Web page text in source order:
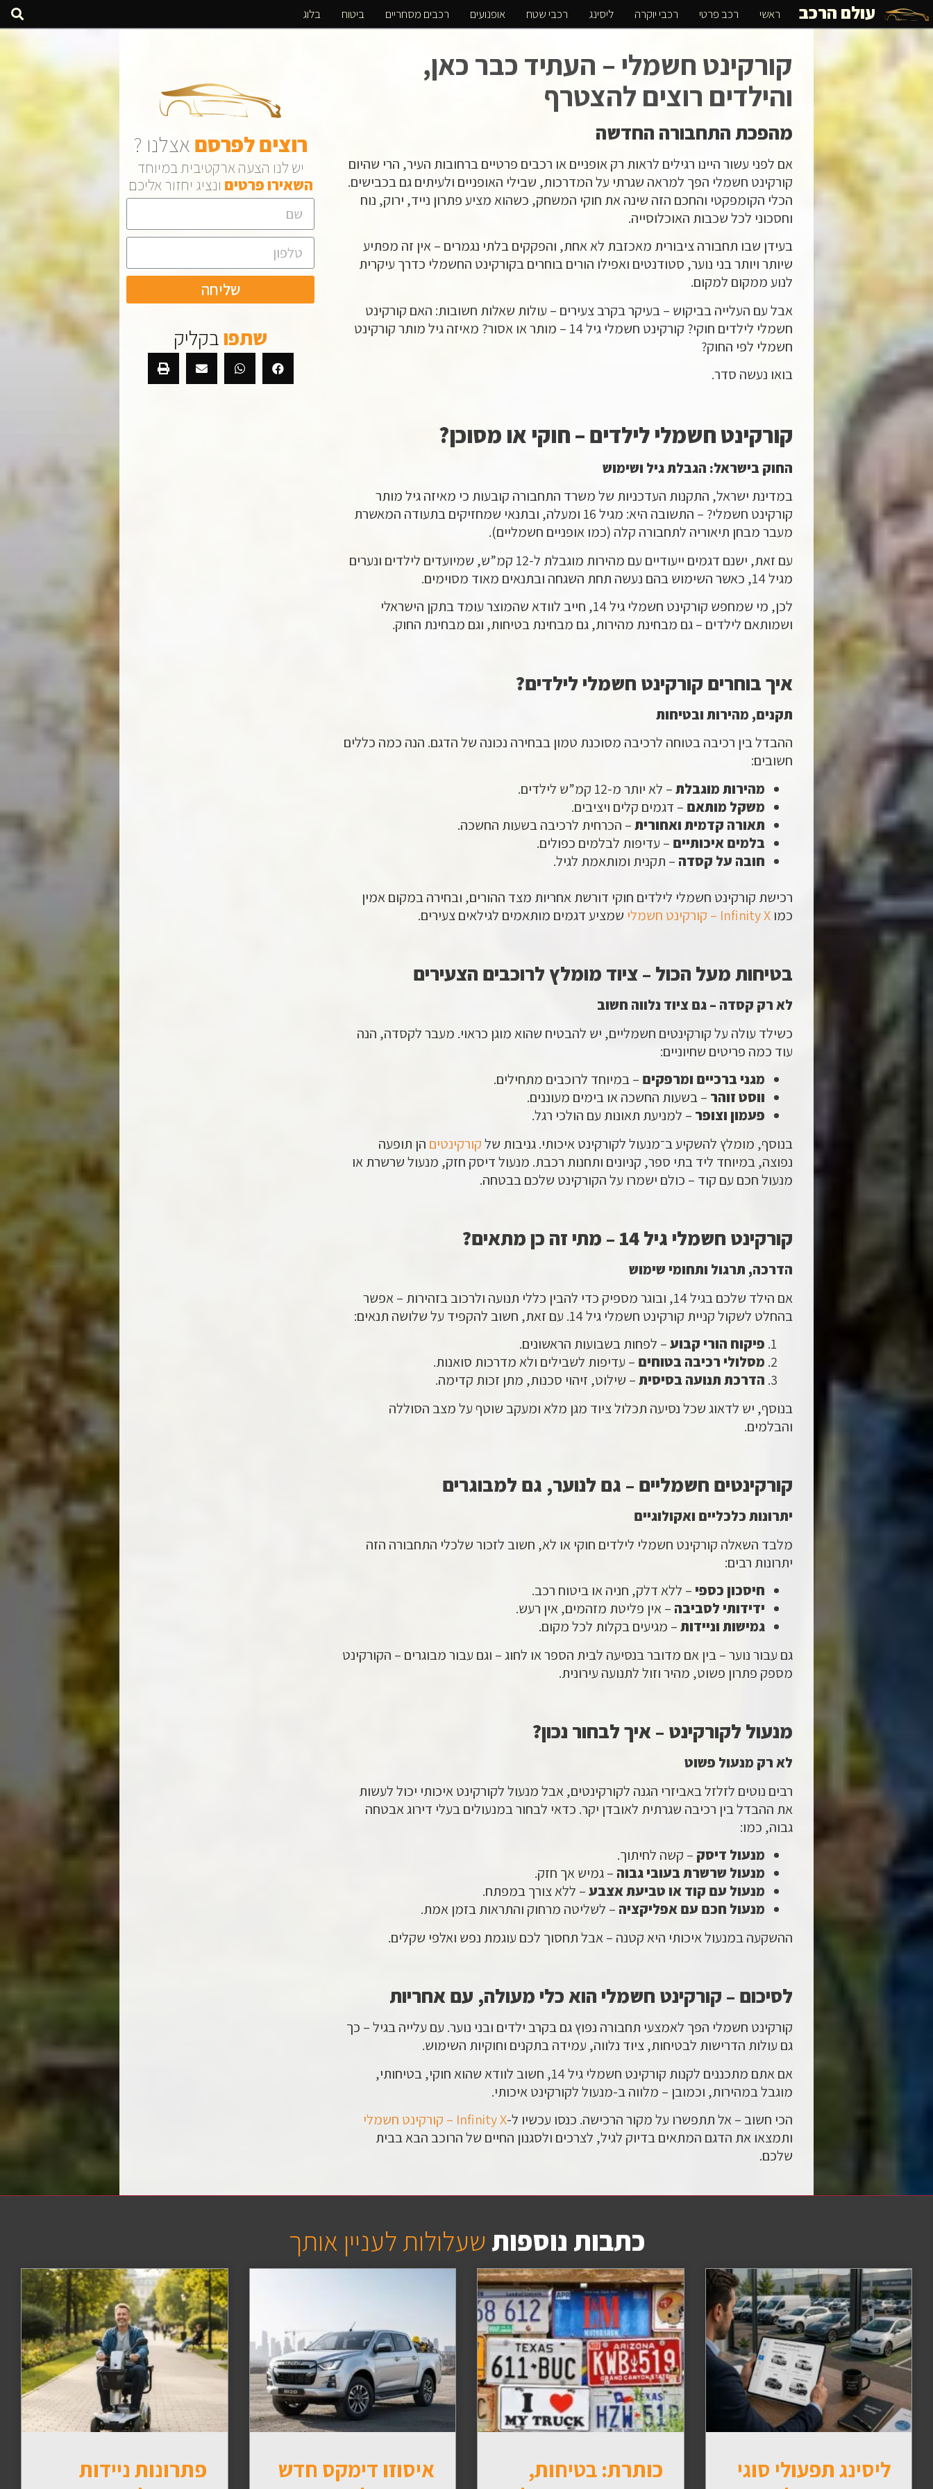
עולם הרכב ראשי רכב פרטי רכבי יוקרה ליסינג רכבי שטח אופנועים רכבים מסחריים ביטוח בלוג
קורקינט חשמלי – העתיד כבר כאן,
והילדים רוצים להצטרף
מהפכת התחבורה החדשה
אם לפני עשור היינו רגילים לראות רק אופניים או רכבים פרטיים ברחובות העיר, הרי שהיום
קורקינט חשמלי הפך למראה שגרתי על המדרכות, שבילי האופניים ולעיתים גם בכבישים.
הכלי הקומפקטי והחכם הזה שינה את חוקי המשחק, כשהוא מציע פתרון נייד, ירוק, נוח
וחסכוני לכל שכבות האוכלוסייה.
בעידן שבו תחבורה ציבורית מאכזבת לא אחת, והפקקים בלתי נגמרים – אין זה מפתיע
שיותר ויותר בני נוער, סטודנטים ואפילו הורים בוחרים בקורקינט החשמלי כדרך עיקרית
לנוע ממקום למקום.
אבל עם העלייה בביקוש – בעיקר בקרב צעירים – עולות שאלות חשובות: האם קורקינט
חשמלי לילדים חוקי? קורקינט חשמלי גיל 14 – מותר או אסור? מאיזה גיל מותר קורקינט
חשמלי לפי החוק?
בואו נעשה סדר.
קורקינט חשמלי לילדים – חוקי או מסוכן?
החוק בישראל: הגבלת גיל ושימוש
במדינת ישראל, התקנות העדכניות של משרד התחבורה קובעות כי מאיזה גיל מותר
קורקינט חשמלי? – התשובה היא: מגיל 16 ומעלה, ובתנאי שמחזיקים בתעודה המאשרת
מעבר מבחן תיאוריה לתחבורה קלה (כמו אופניים חשמליים).
עם זאת, ישנם דגמים ייעודיים עם מהירות מוגבלת ל-12 קמ”ש, שמיועדים לילדים ונערים
מגיל 14, כאשר השימוש בהם נעשה תחת השגחה ובתנאים מאוד מסוימים.
לכן, מי שמחפש קורקינט חשמלי גיל 14, חייב לוודא שהמוצר עומד בתקן הישראלי
ושמותאם לילדים – גם מבחינת מהירות, גם מבחינת בטיחות, וגם מבחינת החוק.
איך בוחרים קורקינט חשמלי לילדים?
תקנים, מהירות ובטיחות
ההבדל בין רכיבה בטוחה לרכיבה מסוכנת טמון בבחירה נכונה של הדגם. הנה כמה כללים
חשובים:
מהירות מוגבלת– לא יותר מ-12 קמ”ש לילדים.
משקל מותאם – דגמים קלים ויציבים.
תאורה קדמית ואחורית– הכרחית לרכיבה בשעות החשכה.
בלמים איכותיים – עדיפות לבלמים כפולים.
חובה על קסדה – תקנית ומותאמת לגיל.
רכישת קורקינט חשמלי לילדים חוקי דורשת אחריות מצד ההורים, ובחירה במקום אמין
כמוInfinity X – קורקינט חשמלי שמציע דגמים מותאמים לגילאים צעירים.
בטיחות מעל הכול – ציוד מומלץ לרוכבים הצעירים
לא רק קסדה – גם ציוד נלווה חשוב
כשילד עולה על קורקינטים חשמליים, יש להבטיח שהוא מוגן כראוי. מעבר לקסדה, הנה
עוד כמה פריטים שחיוניים:
מגני ברכיים ומרפקים – במיוחד לרוכבים מתחילים.
ווסט זוהר – בשעות החשכה או בימים מעוננים.
פעמון וצופר – למניעת תאונות עם הולכי רגל.
בנוסף, מומלץ להשקיע ב־מנעול לקורקינט איכותי. גניבות שלקורקינטים הן תופעה
נפוצה, במיוחד ליד בתי ספר, קניונים ותחנות רכבת. מנעול דיסק חזק, מנעול שרשרת או
מנעול חכם עם קוד – כולם ישמרו על הקורקינט שלכם בבטחה.
קורקינט חשמלי גיל 14 – מתי זה כן מתאים?
הדרכה, תרגול ותחומי שימוש
אם הילד שלכם בגיל 14, ובוגר מספיק כדי להבין כללי תנועה ולרכוב בזהירות – אפשר
בהחלט לשקול קניית קורקינט חשמלי גיל 14. עם זאת, חשוב להקפיד על שלושה תנאים:
פיקוח הורי קבוע– לפחות בשבועות הראשונים.
מסלולי רכיבה בטוחים – עדיפות לשבילים ולא מדרכות סואנות.
הדרכת תנועה בסיסית– שילוט, זיהוי סכנות, מתן זכות קדימה.
בנוסף, יש לדאוג שכל נסיעה תכלול ציוד מגן מלא ומעקב שוטף על מצב הסוללה
והבלמים.
קורקינטים חשמליים – גם לנוער, גם למבוגרים
יתרונות כלכליים ואקולוגיים
מלבד השאלה קורקינט חשמלי לילדים חוקי או לא, חשוב לזכור שלכלי התחבורה הזה
יתרונות רבים:
חיסכון כספי– ללא דלק, חניה או ביטוח רכב.
ידידותי לסביבה – אין פליטת מזהמים, אין רעש.
גמישות וניידות– מגיעים בקלות לכל מקום.
גם עבור נוער – בין אם מדובר בנסיעה לבית הספר או לחוג – וגם עבור מבוגרים – הקורקינט
מספק פתרון פשוט, מהיר וזול לתנועה עירונית.
מנעול לקורקינט – איך לבחור נכון?
לא רק מנעול פשוט
רבים נוטים לזלזל באביזרי הגנה לקורקינטים, אבל מנעול לקורקינט איכותי יכול לעשות
את ההבדל בין רכיבה שגרתית לאובדן יקר. כדאי לבחור במנעולים בעלי דירוג אבטחה
גבוה, כמו:
מנעול דיסק – קשה לחיתוך.
מנעול שרשרת בעובי גבוה – גמיש אך חזק.
מנעול עם קוד או טביעת אצבע– ללא צורך במפתח.
מנעול חכם עם אפליקציה – לשליטה מרחוק והתראות בזמן אמת.
ההשקעה במנעול איכותי היא קטנה – אבל תחסוך לכם עוגמת נפש ואלפי שקלים.
לסיכום – קורקינט חשמלי הוא כלי מעולה, עם אחריות
קורקינט חשמלי הפך לאמצעי תחבורה נפוץ גם בקרב ילדים ובני נוער. עם עלייה בגיל – כך
גם עולות הדרישות לבטיחות, ציוד נלווה, עמידה בתקנים וחוקיות השימוש.
אם אתם מתכננים לקנות קורקינט חשמלי גיל 14, חשוב לוודא שהוא חוקי, בטיחותי,
מוגבל במהירות, וכמובן – מלווה ב-מנעול לקורקינט איכותי.
הכי חשוב – אל תתפשרו על מקור הרכישה. כנסו עכשיו ל-Infinity X – קורקינט חשמלי
ותמצאו את הדגם המתאים בדיוק לגיל, לצרכים ולסגנון החיים של הרוכב הבא בבית
שלכם.
רוציםלפרסםאצלנו ?
יש לנו הצעה ארקטיבית במיוחד
השאירופרטים ונציג יחזור אליכם
שליחה
שתפובקליק
כתבות נוספותשעלולות לעניין אותך
ליסינג תפעולי סוגי
כותרת: בטיחות,
איסוזו דימקס חדש
פתרונות ניידות